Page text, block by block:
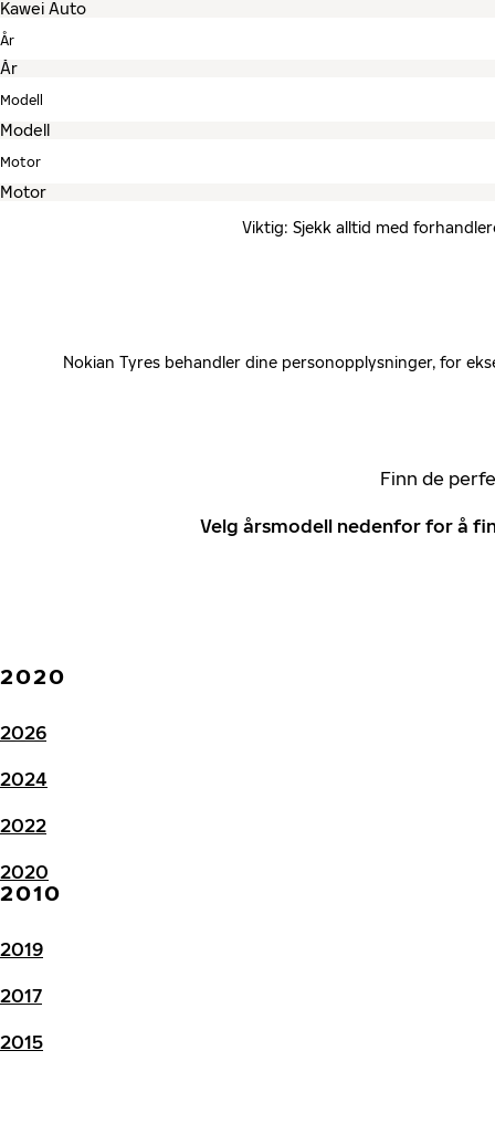
År
Modell
Motor
Viktig: Sjekk alltid med
Nokian Tyres behandler dine personopplysninger, for
Finn de
Velg årsmodell nedenfor for å
2020
2026
2024
2022
2020
2010
2019
2017
2015